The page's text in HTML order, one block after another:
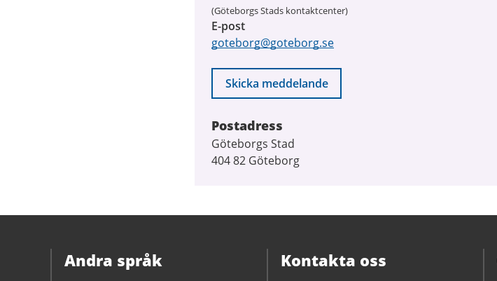
(Göteborgs Stads kontaktcenter)
E-post
goteborg@goteborg.se
Skicka meddelande
Postadress
Göteborgs Stad
404 82 Göteborg
Andra språk Kontakta oss